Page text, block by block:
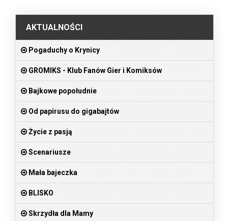
AKTUALNOŚCI
Pogaduchy o Krynicy
GROMIKS - Klub Fanów Gier i Komiksów
Bajkowe popołudnie
Od papirusu do gigabajtów
Życie z pasją
Scenariusze
Mała bajeczka
BLISKO
Skrzydła dla Mamy